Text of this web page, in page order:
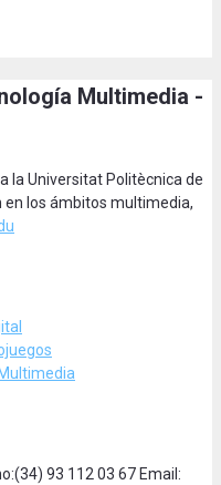
Multimedia -
la Universitat Politècnica de
los ámbitos multimedia,
93 112 03 67 Email: